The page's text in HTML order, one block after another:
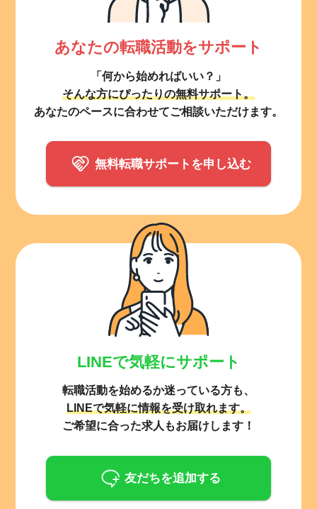
あなたの転職活動をサポート
「何から始めればいい？」
そんな方にぴったりの無料サポート。
あなたのペースに合わせてご相談いただけます。
無料転職サポートを申し込む
LINEで気軽にサポート
転職活動を始めるか迷っている方も、
LINEで気軽に情報を受け取れます。
ご希望に合った求人もお届けします！
友だちを追加する